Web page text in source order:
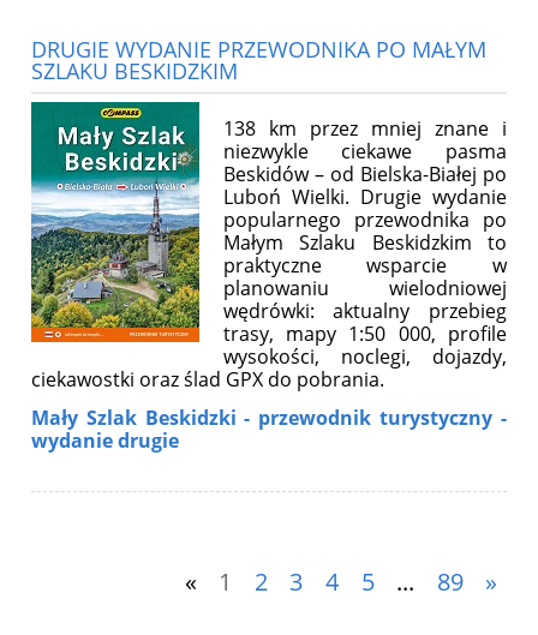
DRUGIE WYDANIE PRZEWODNIKA PO MAŁYM
SZLAKU BESKIDZKIM
138 km przez mniej znane i
niezwykle ciekawe pasma
Beskidów – od Bielska-Białej po
Luboń Wielki. Drugie wydanie
popularnego przewodnika po
Małym Szlaku Beskidzkim to
praktyczne wsparcie w
planowaniu wielodniowej
wędrówki: aktualny przebieg
trasy, mapy 1:50 000, profile
wysokości, noclegi, dojazdy,
ciekawostki oraz ślad GPX do pobrania.
Mały Szlak Beskidzki - przewodnik turystyczny -
wydanie drugie
« 1 2 3 4 5 ... 89 »